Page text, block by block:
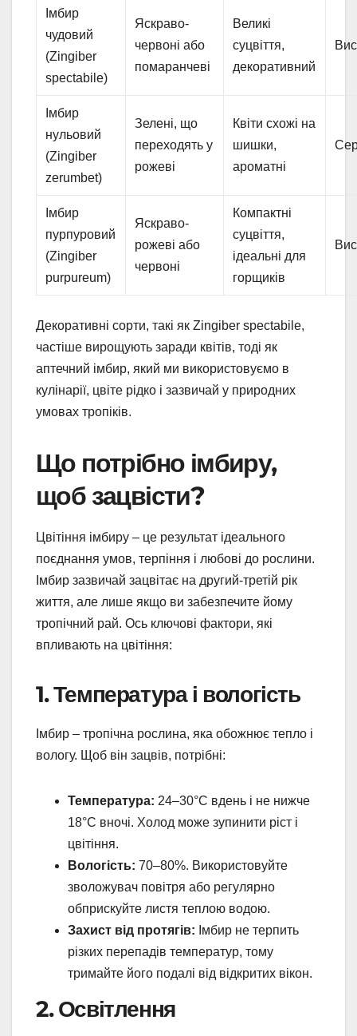
Імбир
чудовий
(Zingiber
spectabile)
Яскраво-
червоні або
помаранчеві
Великі
суцвіття,
декоративний
Імбир
нульовий
(Zingiber
zerumbet)
Зелені, що
переходять у
рожеві
Квіти схожі на
шишки,
ароматні
Імбир
пурпуровий
(Zingiber
purpureum)
Яскраво-
рожеві або
червоні
Компактні
суцвіття,
ідеальні для
горщиків
Декоративні сорти, такі як Zingiber spectabile,
частіше вирощують заради квітів, тоді як
аптечний імбир, який ми використовуємо в
кулінарії, цвіте рідко і зазвичай у природних
умовах тропіків.
Що потрібно імбиру,
щоб зацвісти?
Цвітіння імбиру – це результат ідеального
поєднання умов, терпіння і любові до рослини.
Імбир зазвичай зацвітає на другий-третій рік
життя, але лише якщо ви забезпечите йому
тропічний рай. Ось ключові фактори, які
впливають на цвітіння:
1. Температура і вологість
Імбир – тропічна рослина, яка обожнює тепло і
вологу. Щоб він зацвів, потрібні:
Температура: 24–30°C вдень і не нижче
18°C вночі. Холод може зупинити ріст і
цвітіння.
Вологість: 70–80%. Використовуйте
зволожувач повітря або регулярно
обприскуйте листя теплою водою.
Захист від протягів: Імбир не терпить
різких перепадів температур, тому
тримайте його подалі від відкритих вікон.
2. Освітлення